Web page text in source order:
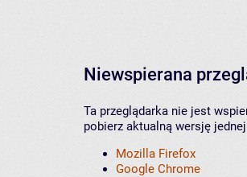
Niewspierana
Ta przeglądarka nie jest
pobierz aktualną wersję
Mozilla Firefox
Google Chrome